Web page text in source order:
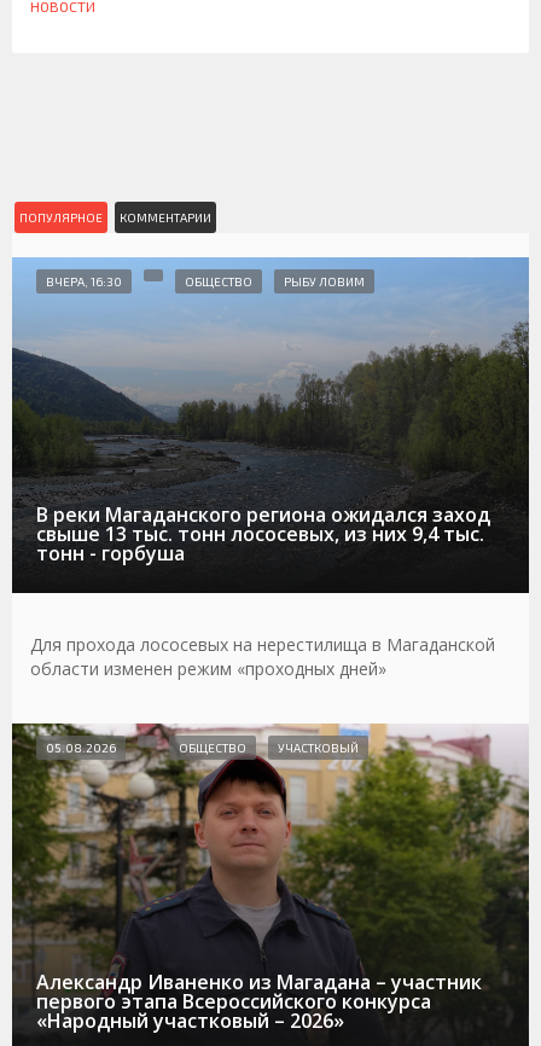
НОВОСТИ
ПОПУЛЯРНОЕ КОММЕНТАРИИ
В реки Магаданского региона ожидался заход
свыше 13 тыс. тонн лососевых, из них 9,4 тыс.
тонн - горбуша
ВЧЕРА, 16:30 ОБЩЕСТВО РЫБУ ЛОВИМ
Для прохода лососевых на нерестилища в Магаданской
области изменен режим «проходных дней»
Александр Иваненко из Магадана – участник
первого этапа Всероссийского конкурса
«Народный участковый – 2026»
05.08.2026 ОБЩЕСТВО УЧАСТКОВЫЙ